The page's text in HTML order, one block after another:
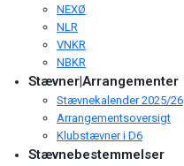
NEXØ
NLR
VNKR
NBKR
Stævner|Arrangementer
Stævnekalender 2025/26
Arrangementsoversigt
Klubstævner i D6
Stævnebestemmelser